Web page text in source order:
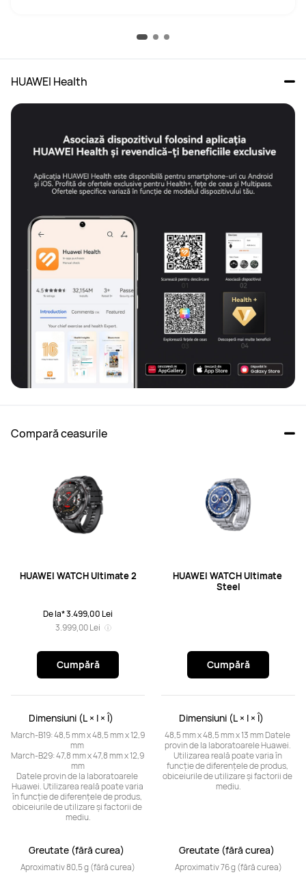
HUAWEI Health
Compară ceasurile
HUAWEI WATCH Ultimate 2
De la* 3.499,00 Lei
3.999,00 Lei
Cumpără
March-B19: 48,5 mm x 48,5 mm x 12,9
mm
March-B29: 47,8 mm x 47,8 mm x 12,9
mm
Datele provin de la laboratoarele
Huawei. Utilizarea reală poate varia
în funcție de diferențele de produs,
obiceiurile de utilizare și factorii de
mediu.
Aproximativ 80,5 g (fără curea)
HUAWEI WATCH Ultimate
Steel
Cumpără
48,5 mm x 48,5 mm x 13 mm Datele
provin de la laboratoarele Huawei.
Utilizarea reală poate varia în
funcție de diferențele de produs,
obiceiurile de utilizare și factorii de
mediu.
Aproximativ 76 g (fără curea)